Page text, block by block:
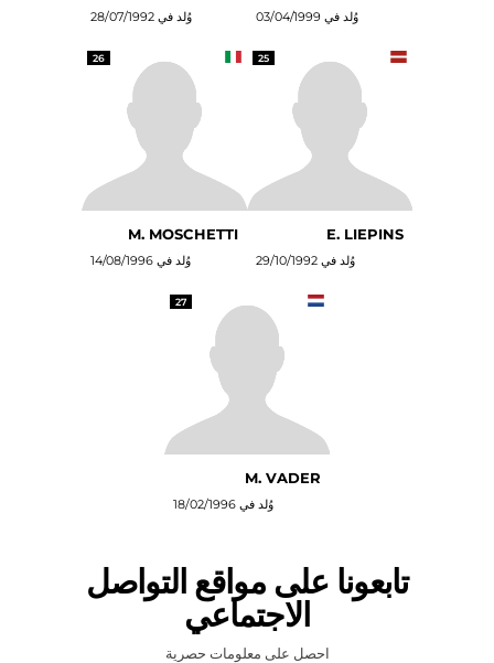
وُلد في 03/04/1999 وُلد في 28/07/1992
25
E. LIEPINS
وُلد في 29/10/1992
26
M. MOSCHETTI
وُلد في 14/08/1996
27
M. VADER
وُلد في 18/02/1996
تابعونا على مواقع التواصل
الاجتماعي
احصل على معلومات حصرية